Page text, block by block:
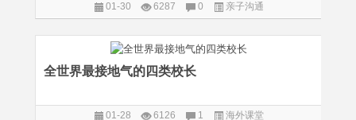
01-30 6287 0 亲子沟通
全世界最接地气的四类校长
01-28 6126 1 海外课堂